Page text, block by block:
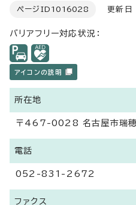
ページID 1016028 更新日
バリアフリー対応状況：
アイコンの説明
所在地
〒467-0028 名古屋市瑞穂
電話
052-831-2672
ファクス